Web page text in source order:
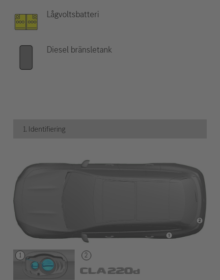
Lågvoltsbatteri
Diesel bränsletank
1. Identifiering